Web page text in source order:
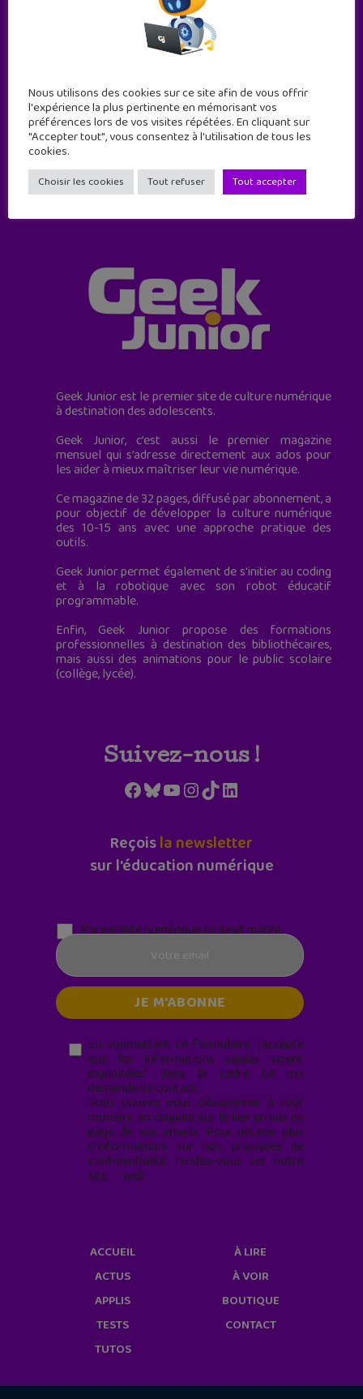
Abonne-toi !
11 numéros par an
JE M'ABONNE !
Geek Junior est le premier site de culture numérique
à destination des adolescents.
Geek Junior, c’est aussi le premier magazine
mensuel qui s’adresse directement aux ados pour
les aider à mieux maîtriser leur vie numérique.
Ce magazine de 32 pages, diffusé par abonnement, a
pour objectif de développer la culture numérique
des 10-15 ans avec une approche pratique des
outils.
Geek Junior permet également de s'initier au coding
et à la robotique avec son robot éducatif
programmable.
Enfin, Geek Junior propose des formations
professionnelles à destination des bibliothécaires,
mais aussi des animations pour le public scolaire
(collège, lycée).
Suivez-nous !
Facebook
Bluesky
YouTube
Instagram
TikTokLinkedIn
Reçoisla newsletter
sur l'éducation numérique
Parentalité numérique (le lundi matin)
En soumettant ce formulaire, j’accepte
que les informations saisies soient
exploitées* dans le cadre de ma
demande de contact.
Vous pouvez vous désabonner à tout
moment en cliquant sur le lien en bas de
page de nos emails. Pour obtenir plus
d'informations sur nos pratiques de
confidentialité, rendez-vous sur notre
site web
Nous utilisons des cookies sur ce site afin de vous offrir
l'expérience la plus pertinente en mémorisant vos
préférences lors de vos visites répétées. En cliquant sur
"Accepter tout", vous consentez à l'utilisation de tous les
cookies.
Choisir les cookies Tout refuser Tout accepter
ACCUEIL
ACTUS
APPLIS
TESTS
TUTOS
À LIRE
À VOIR
BOUTIQUE
CONTACT